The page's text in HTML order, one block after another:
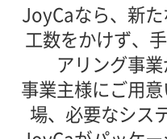
JoyCaなら、新
工数をかけず、
アリング事業
事業主様にご用
場、 必要なシス